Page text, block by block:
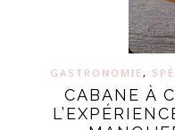
GASTRONOMIE ,
CABANE À